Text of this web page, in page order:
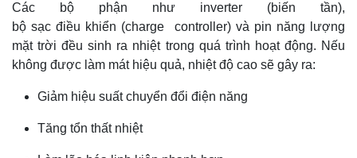
Các bộ phận như inverter (biến tần),
bộ sạc điều khiển (charge controller) và pin năng lượng
mặt trời đều sinh ra nhiệt trong quá trình hoạt động. Nếu
không được làm mát hiệu quả, nhiệt độ cao sẽ gây ra:
Giảm hiệu suất chuyển đổi điện năng
Tăng tổn thất nhiệt